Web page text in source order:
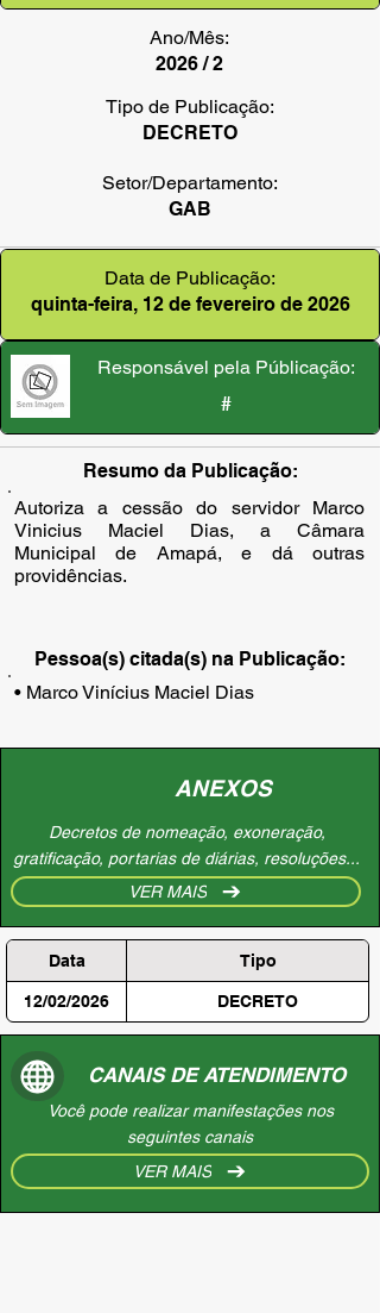
Ano/Mês:
2026 / 2
Tipo de Publicação:
DECRETO
Setor/Departamento:
GAB
Data de Publicação:
quinta-feira, 12 de fevereiro de 2026
Responsável pela Públicação:
#
Resumo da Publicação:
Autoriza a cessão do servidor Marco
Vinicius Maciel Dias, a Câmara
Municipal de Amapá, e dá outras
providências.
Pessoa(s) citada(s) na Publicação:
• Marco Vinícius Maciel Dias
ANEXOS
Decretos de nomeação, exoneração,
gratificação, portarias de diárias, resoluções...
VER MAIS
Data Tipo
12/02/2026 DECRETO
CANAIS DE ATENDIMENTO
Você pode realizar manifestações nos
seguintes canais
VER MAIS